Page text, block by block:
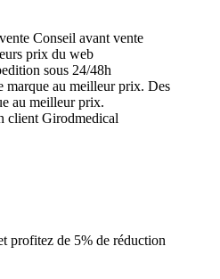
Conseil avant vente
prix du web
sous 24/48h
Des
au meilleur prix.
client Girodmedical
profitez de 5% de réduction